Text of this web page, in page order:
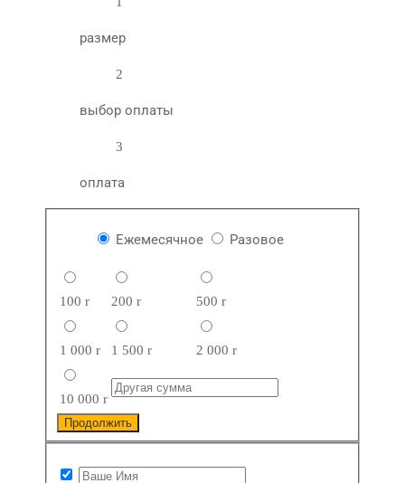
размер
2
выбор оплаты
3
оплата
Ежемесячное Разовое
100r 200r 500r
1 000r 1 500r 2 000r
10 000r
Продолжить